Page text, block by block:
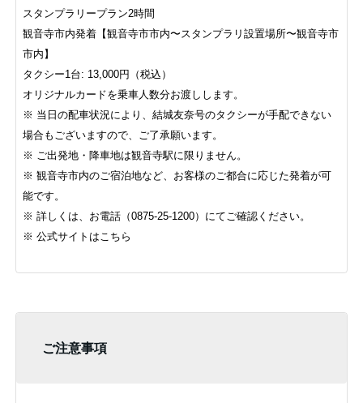
スタンプラリープラン2時間
観音寺市内発着【観音寺市市内〜スタンプラリ設置場所〜観音寺市
市内】
タクシー1台: 13,000円（税込）
オリジナルカードを乗車人数分お渡しします。
※ 当日の配車状況により、結城友奈号のタクシーが手配できない
場合もございますので、ご了承願います。
※ ご出発地・降車地は観音寺駅に限りません。
※ 観音寺市内のご宿泊地など、お客様のご都合に応じた発着が可
能です。
※ 詳しくは、お電話（0875-25-1200）にてご確認ください。
※ 公式サイトはこちら
ご注意事項